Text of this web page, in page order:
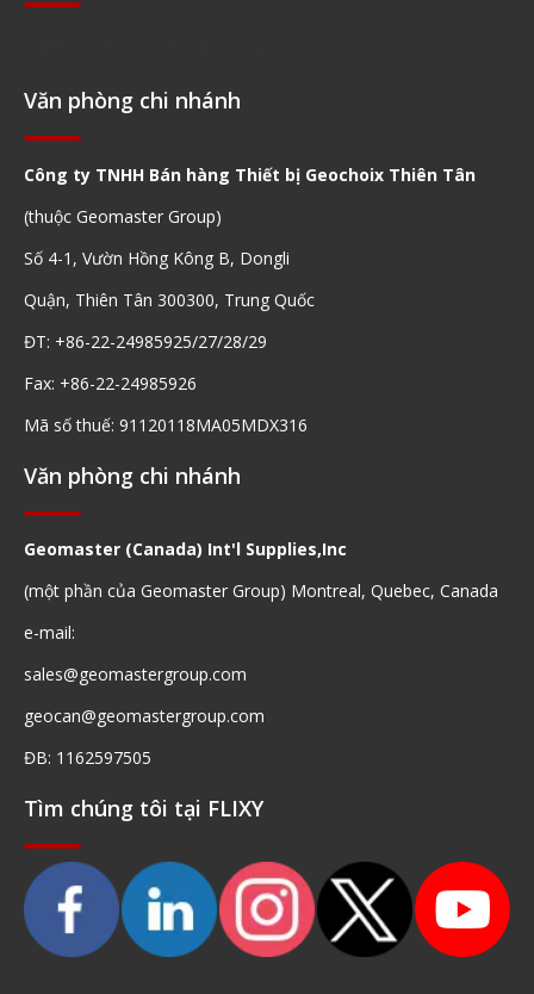
Văn phòng chi nhánh
Công ty TNHH Bán hàng Thiết bị Geochoix Thiên Tân
(thuộc Geomaster Group)
Số 4-1, Vườn Hồng Kông B, Dongli
Quận, Thiên Tân 300300, Trung Quốc
ĐT: +86-22-24985925/27/28/29
Fax: +86-22-24985926
Mã số thuế: 91120118MA05MDX316
Văn phòng chi nhánh
Geomaster (Canada) Int'l Supplies,Inc
(một phần của Geomaster Group) Montreal, Quebec, Canada
e-mail:
sales@geomastergroup.com
geocan@geomastergroup.com
ĐB: 1162597505
Tìm chúng tôi tại FLIXY